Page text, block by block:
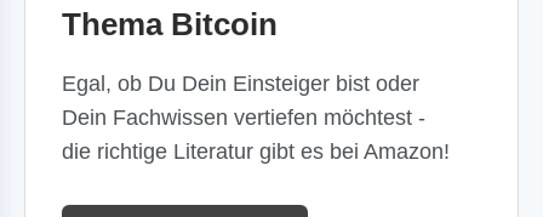
Thema Bitcoin
Egal, ob Du Dein Einsteiger bist oder
Dein Fachwissen vertiefen möchtest -
die richtige Literatur gibt es bei Amazon!